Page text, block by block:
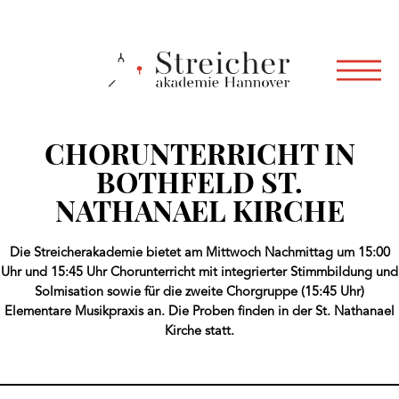
CHORUNTERRICHT IN
BOTHFELD ST.
NATHANAEL KIRCHE
Die Streicherakademie bietet am Mittwoch Nachmittag um 15:00
Uhr und 15:45 Uhr Chorunterricht mit integrierter Stimmbildung und
Solmisation sowie für die zweite Chorgruppe (15:45 Uhr)
Elementare Musikpraxis an. Die Proben finden in der St. Nathanael
Kirche statt.